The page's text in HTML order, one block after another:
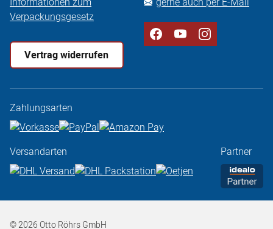
Verpackungsgesetz
Vertrag widerrufen
Zahlungsarten
Versandarten Partner
© 2026 Otto Röhrs GmbH